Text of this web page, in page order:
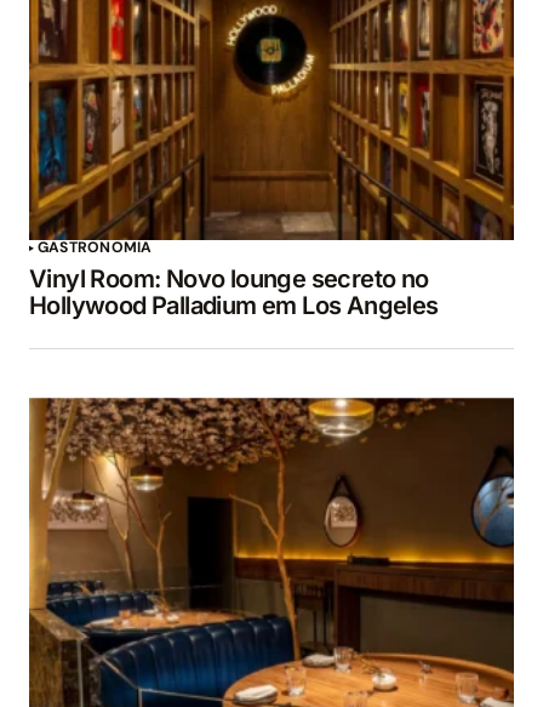
GASTRONOMIA
Vinyl Room: Novo lounge secreto no
Hollywood Palladium em Los Angeles